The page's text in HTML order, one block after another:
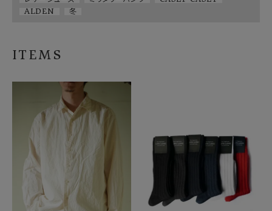
ALDEN
冬
ITEMS